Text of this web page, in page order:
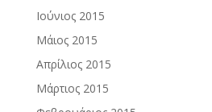
Ιούνιος 2015
Μάιος 2015
Απρίλιος 2015
Μάρτιος 2015